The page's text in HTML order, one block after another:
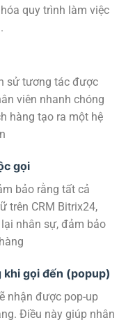
quy trình làm việc
sử tương tác được
viên nhanh chóng
hàng tạo ra một hệ
gọi
bảo rằng tất cả
trên CRM Bitrix24,
nhân sự, đảm bảo
gọi đến (popup)
nhận được pop-up
Điều này giúp nhân